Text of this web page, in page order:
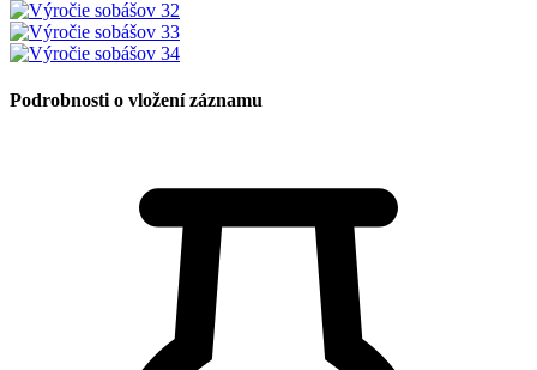
Podrobnosti o vložení záznamu